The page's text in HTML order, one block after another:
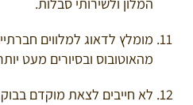
המלון ולשירותי סבלות.
מומלץ לדאוג למלווים
מהאוטובוס ובסיורים מעט
לא חייבים לצאת מוקדם